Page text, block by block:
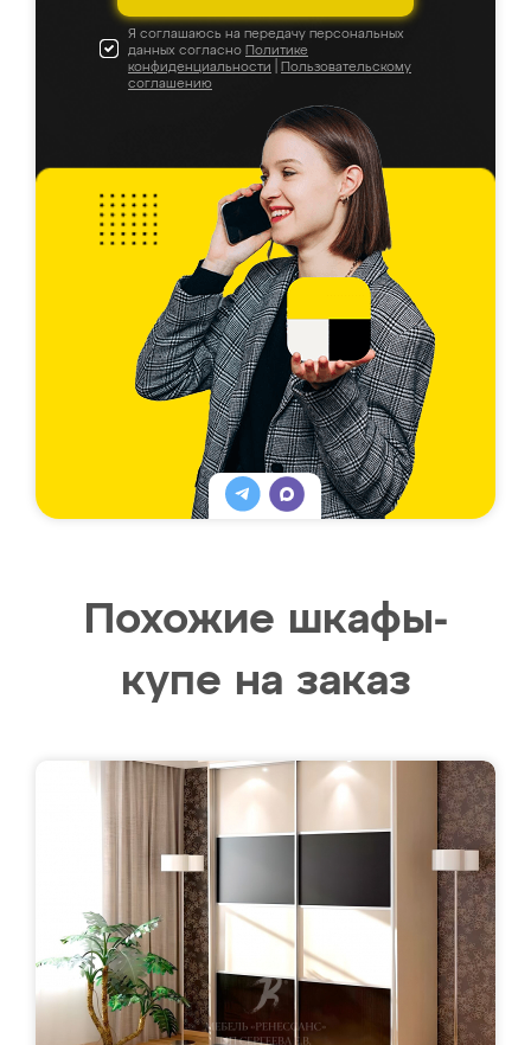
Я соглашаюсь на передачу персональных
данных согласно Политике
конфиденциальности
Пользовательскому
соглашению
Похожие шкафы-
купе на заказ